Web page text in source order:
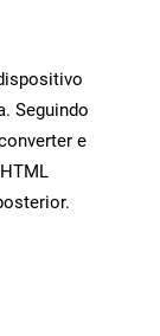
Seguindo
e